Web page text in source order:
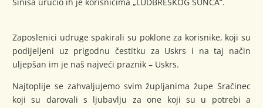
Zaposlenici udruge spakirali su poklone za korisnike, koji su
podijeljeni uz prigodnu čestitku za Uskrs i na taj način
uljepšan im je naš najveći praznik – Uskrs.
Najtoplije se zahvaljujemo svim župljanima župe Sračinec
koji su darovali s ljubavlju za one koji su u potrebi a